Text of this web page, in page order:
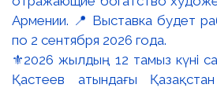
⚜️2026 жылдың 12 тамыз күні
Қастеев атындағы